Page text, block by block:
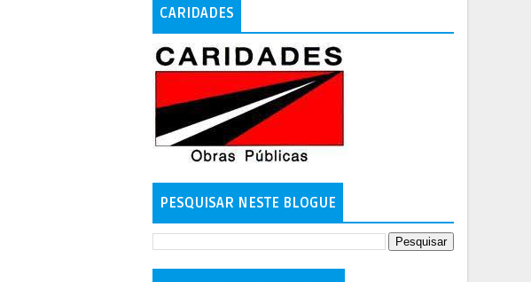
CARIDADES
PESQUISAR NESTE BLOGUE